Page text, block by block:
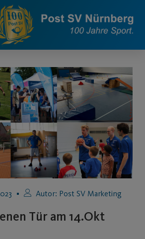
Autor: Post SV Marketing
Tür am 14.Okt